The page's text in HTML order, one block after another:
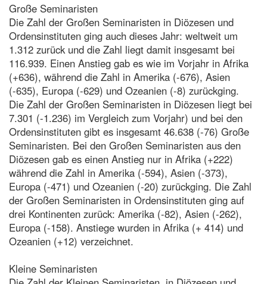
Große Seminaristen
Die Zahl der Großen Seminaristen in Diözesen und
Ordensinstituten ging auch dieses Jahr: weltweit um
1.312 zurück und die Zahl liegt damit insgesamt bei
116.939. Einen Anstieg gab es wie im Vorjahr in Afrika
(+636), während die Zahl in Amerika (-676), Asien
(-635), Europa (-629) und Ozeanien (-8) zurückging.
Die Zahl der Großen Seminaristen in Diözesen liegt bei
7.301 (-1.236) im Vergleich zum Vorjahr) und bei den
Ordensinstituten gibt es insgesamt 46.638 (-76) Große
Seminaristen. Bei den Großen Seminaristen aus den
Diözesen gab es einen Anstieg nur in Afrika (+222)
während die Zahl in Amerika (-594), Asien (-373),
Europa (-471) und Ozeanien (-20) zurückging. Die Zahl
der Großen Seminaristen in Ordensinstituten ging auf
drei Kontinenten zurück: Amerika (-82), Asien (-262),
Europa (-158). Anstiege wurden in Afrika (+ 414) und
Ozeanien (+12) verzeichnet.
Kleine Seminaristen